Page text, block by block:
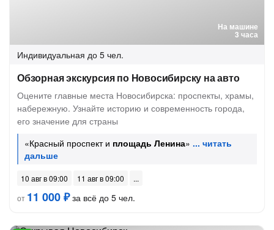
На машине
3 часа
Индивидуальная до 5 чел.
Обзорная экскурсия по Новосибирску на авто
Оцените главные места Новосибирска: проспекты, храмы,
набережную. Узнайте историю и современность города,
его значение для страны
«Красный проспект и площадь Ленина»
10 авг в 09:00
11 авг в 09:00
от 11 000 ₽за всё до 5 чел.